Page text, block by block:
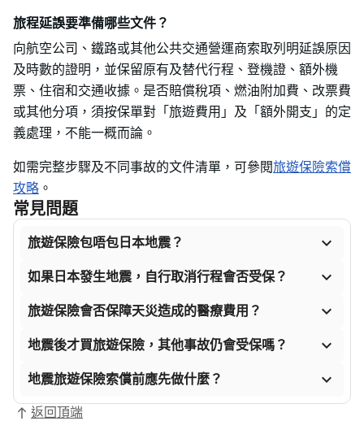
旅程延誤要準備哪些文件？
向航空公司、鐵路或其他公共交通營運商索取列明延誤原因
及時數的證明，並保留原有及替代行程、登機證、額外機
票、住宿和交通收據。是否賠償稅項、燃油附加費、改票費
或其他分項，須按保單對「旅遊費用」及「額外開支」的定
義處理，不能一概而論。
如需完整步驟及不同事故的文件清單，可參閱旅遊保險索償
攻略 。
常見問題
旅遊保險包唔包日本地震？ 
如果日本發生地震，自行取消行程會否受保？ 
旅遊保險會否保障天災造成的醫療費用？ 
地震後才買旅遊保險，其他事故仍會受保嗎？ 
地震旅遊保險索償前應先做什麼？ 
返回頂端